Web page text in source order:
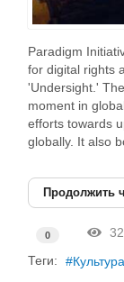
Paradigm
for digital rights
'Undersight.'
moment in
efforts towards
globally. It also
Продолжить
0
Теги:
Культура